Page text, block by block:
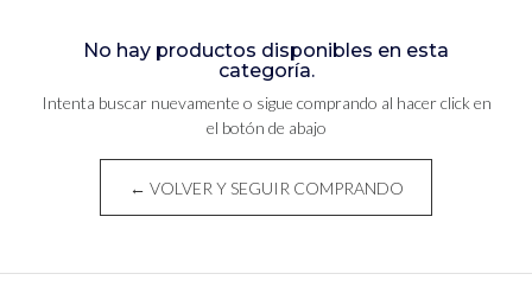
No hay productos disponibles en esta
categoría.
Intenta buscar nuevamente o sigue comprando al hacer click en
el botón de abajo
← VOLVER Y SEGUIR COMPRANDO